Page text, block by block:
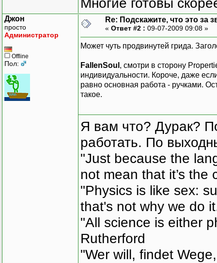
Многие готовы
Джон
просто
Администратор
Offline
Пол:
Re: Подскажите, что это за
« Ответ #2 : 09-07-2009 09:08 »
Может чуть продвинутей грида.
FallenSoul , смотри в сторону
индивидуальности. Короче, даже
равно основная работа - ручками.
такое.
Я вам что? Дурак?
работать. По
"Just because the
not mean that it’s the
"Physics is like sex:
that's not why we do
"All science is either
Rutherford
"Wer will, findet